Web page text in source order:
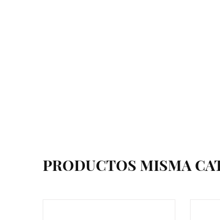
PRODUCTOS MISMA